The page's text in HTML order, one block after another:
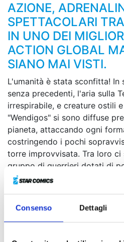
Consenso Dettagli
AZIONE,
SPETTACOLARI
IN UNO DEI
ACTION GLOBAL
SIANO MAI VISTI.
L'umanità è stata sconfitta! In
senza precedenti, l'aria sulla
irrespirabile, e creature ostili
"Wendigos" si sono diffuse
pianeta, attaccando ogni
costringendo i pochi
torre improvvisata. Tra loro ci
gruppo di guerrieri dotati di
grado di fronteggiare i
missione di ricognizione, una
forza sovrumana che sembra
strana maschera dalla